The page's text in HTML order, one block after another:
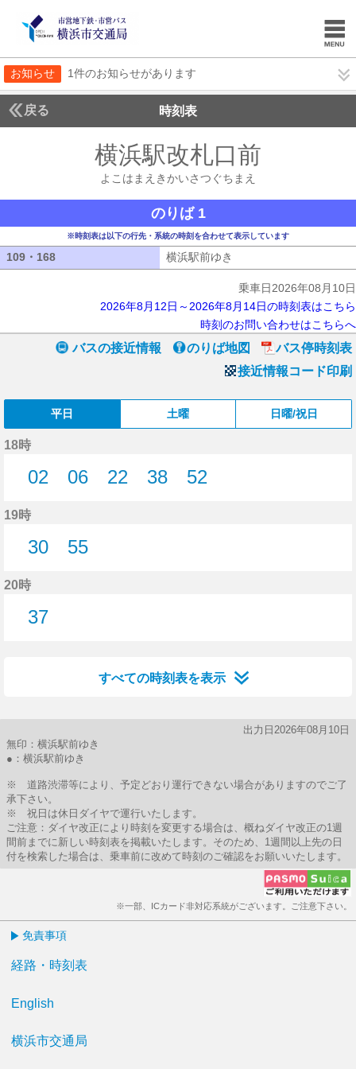
お知らせ 1件のお知らせがあります
戻る 時刻表
横浜駅改札口前
よこはまえきかいさつぐちまえ
のりば 1
※時刻表は以下の行先・系統の時刻を合わせて表示しています
109・168 横浜駅前ゆき
乗車日2026年08月10日
2026年8月12日～2026年8月14日の時刻表はこちら
時刻のお問い合わせはこちらへ
バスの接近情報 のりば地図
バス停時刻表
接近情報コード印刷
平日 土曜 日曜/祝日
18時
02
06
22
38
52
19時
30
55
20時
37
すべての時刻表を表示
出力日2026年08月10日
無印：横浜駅前ゆき
●：横浜駅前ゆき
※ 道路渋滞等により、予定どおり運行できない場合がありますのでご了
承下さい。
※ 祝日は休日ダイヤで運行いたします。
ご注意：ダイヤ改正により時刻を変更する場合は、概ねダイヤ改正の1週
間前までに新しい時刻表を掲載いたします。そのため、1週間以上先の日
付を検索した場合は、乗車前に改めて時刻のご確認をお願いいたします。
※一部、ICカード非対応系統がございます。ご注意下さい。
免責事項
経路・時刻表
English
横浜市交通局